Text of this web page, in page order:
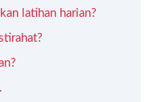
latihan harian?